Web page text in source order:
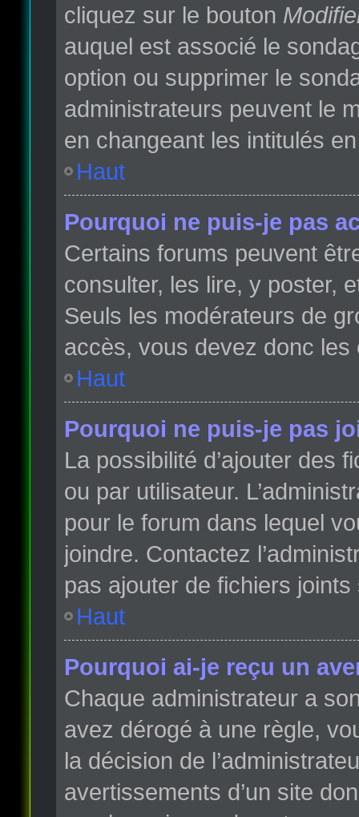
cliquez sur le bouton
auquel est associé le
option ou supprimer le
administrateurs peuvent le
en changeant les intitulés
Haut
Pourquoi ne puis-je pas
Certains forums peuvent
consulter, les lire, y poster,
Seuls les modérateurs de
accès, vous devez donc les
Haut
Pourquoi ne puis-je pas
La possibilité d’ajouter des
ou par utilisateur.
pour le forum dans lequel
joindre. Contactez
pas ajouter de fichiers
Haut
Pourquoi ai-je reçu un
Chaque administrateur a
avez dérogé à une règle,
la décision de
avertissements d’un site